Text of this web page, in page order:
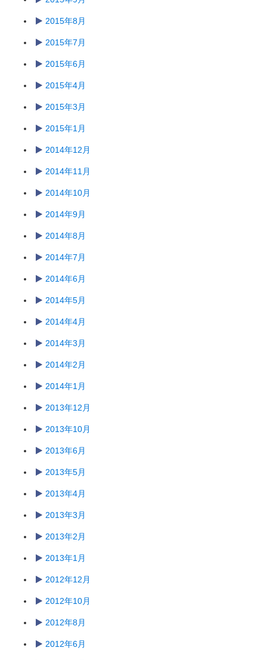
2015年8月
2015年7月
2015年6月
2015年4月
2015年3月
2015年1月
2014年12月
2014年11月
2014年10月
2014年9月
2014年8月
2014年7月
2014年6月
2014年5月
2014年4月
2014年3月
2014年2月
2014年1月
2013年12月
2013年10月
2013年6月
2013年5月
2013年4月
2013年3月
2013年2月
2013年1月
2012年12月
2012年10月
2012年8月
2012年6月